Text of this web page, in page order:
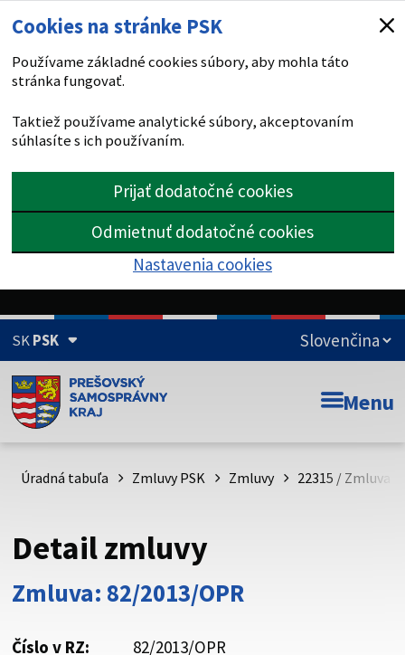
Cookies na stránke PSK
Používame základné cookies súbory, aby mohla táto
stránka fungovať.
Taktiež používame analytické súbory, akceptovaním
súhlasíte s ich používaním.
Prijať dodatočné cookies
Odmietnuť dodatočné cookies
Nastavenia cookies
SKPSK
Doména psk.sk je oficiálna
Toto je oficiálna webová stránka Prešovského
psk.sk.
Buďte pozorní a vždy sa uistite, že zdieľate informácie iba
cez zabezpečenú webovú stránku. Zabezpečená stránka
vždy začína https:// pred názvom domény webového sídla.
Menu
Úradná tabuľa Zmluvy PSK Zmluvy 22315 / Zmluva
Detail zmluvy
Zmluva: 82/2013/OPR
Číslo v RZ:
82/2013/OPR